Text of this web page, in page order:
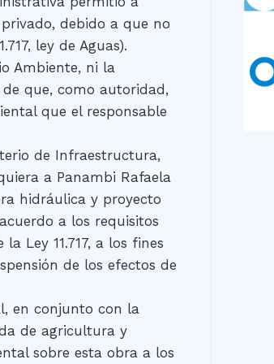
debido a que no
ley de Aguas).
Ambiente, ni la
que, como autoridad,
que el responsable
de Infraestructura,
a Panambi Rafaela
hidráulica y proyecto
a los requisitos
Ley 11.717, a los fines
de los efectos de
en conjunto con la
de agricultura y
sobre esta obra a los